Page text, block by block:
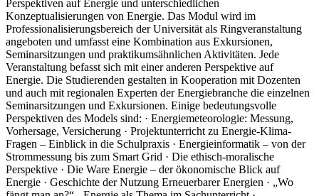
Perspektiven auf Energie und unterschiedlichen
Konzeptualisierungen von Energie. Das Modul wird im
Professionalisierungsbereich der Universität als Ringveranstaltung
angeboten und umfasst eine Kombination aus Exkursionen,
Seminarsitzungen und praktikumsähnlichen Aktivitäten. Jede
Veranstaltung befasst sich mit einer anderen Perspektive auf
Energie. Die Studierenden gestalten in Kooperation mit Dozenten
und auch mit regionalen Experten der Energiebranche die einzelnen
Seminarsitzungen und Exkursionen. Einige bedeutungsvolle
Perspektiven des Models sind: · Energiemeteorologie: Messung,
Vorhersage, Versicherung · Projektunterricht zu Energie-Klima-
Fragen – Einblick in die Schulpraxis · Energieinformatik – von der
Strommessung bis zum Smart Grid · Die ethisch-moralische
Perspektive · Die Ware Energie – der ökonomische Blick auf
Energie · Geschichte der Nutzung Erneuerbarer Energien · „Wo